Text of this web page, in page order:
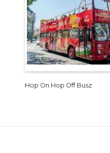
Hop On Hop Off Busz